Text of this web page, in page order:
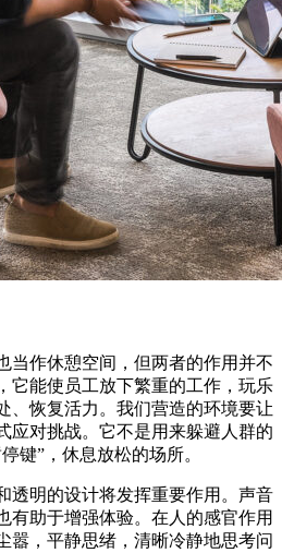
当作休憩空间，但两者的作用并不
它能使员工放下繁重的工作，玩乐
、恢复活力。我们营造的环境要让
应对挑战。它不是用来躲避人群的
键”，休息放松的场所。
透明的设计将发挥重要作用。声音
有助于增强体验。在人的感官作用
嚣，平静思绪，清晰冷静地思考问